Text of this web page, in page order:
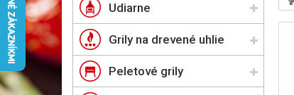
Udiarne
Grily na drevené uhlie
Peletové grily